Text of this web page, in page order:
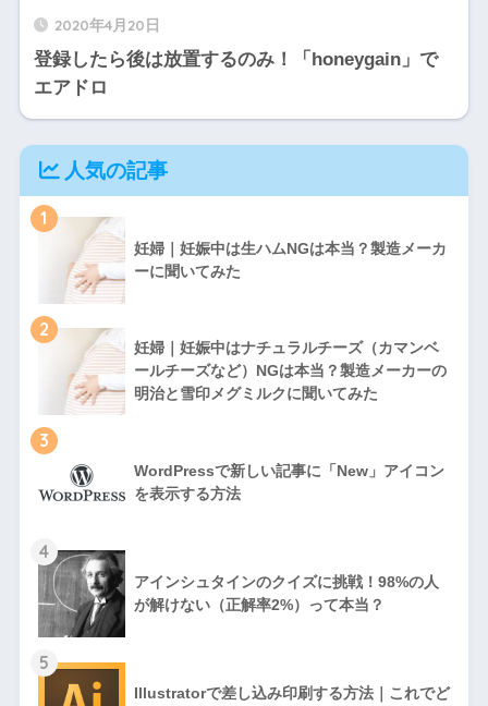
2020年4月20日
登録したら後は放置するのみ！「honeygain」で
エアドロ
人気の記事
1
妊婦｜妊娠中は生ハムNGは本当？製造メーカ
ーに聞いてみた
2
妊婦｜妊娠中はナチュラルチーズ（カマンベ
ールチーズなど）NGは本当？製造メーカーの
明治と雪印メグミルクに聞いてみた
3
WordPressで新しい記事に「New」アイコン
を表示する方法
4
アインシュタインのクイズに挑戦！98%の人
が解けない（正解率2%）って本当？
5
Illustratorで差し込み印刷する方法｜これでど